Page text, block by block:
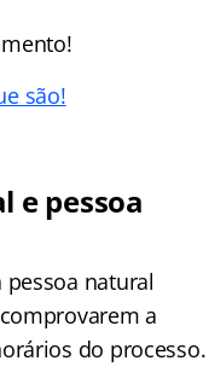
são!
e pessoa
pessoa natural
a
do processo.